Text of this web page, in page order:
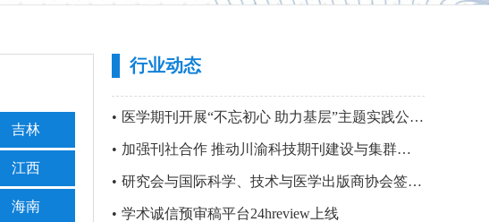
吉林
江西
海南
行业动态
• 医学期刊开展“不忘初心 助力基层”主题实践公益活动暨 第四站“只要主义真 明翰故里行”党建活动
• 加强刊社合作 推动川渝科技期刊建设与集群化发展
• 研究会与国际科学、技术与医学出版商协会签署合作备忘录
• 学术诚信预审稿平台24hreview上线